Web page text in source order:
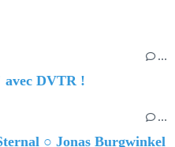
…
avec DVTR !
…
○ Jonas Burgwinkel